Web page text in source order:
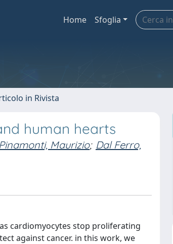
Home Sfoglia
in Rivista
human hearts
Pinamonti, Maurizio; Dal Ferro,
cardiomyocytes stop proliferating
against cancer. in this work, we